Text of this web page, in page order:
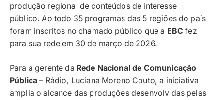
produção regional de conteúdos de interesse
público. Ao todo 35 programas das 5 regiões do país
foram inscritos no chamado público que a EBC fez
para sua rede em 30 de março de 2026.
Para a gerente da Rede Nacional de Comunicação
Pública – Rádio, Luciana Moreno Couto, a iniciativa
amplia o alcance das produções desenvolvidas pelas